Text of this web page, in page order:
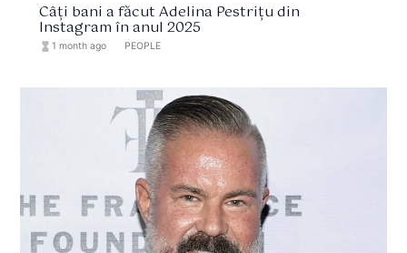
Câți bani a făcut Adelina Pestrițu din
Instagram în anul 2025
hourglass_full 1 month ago PEOPLE